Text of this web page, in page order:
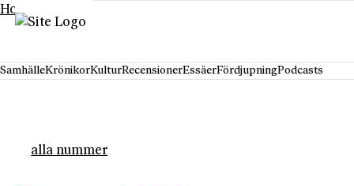
Hoppa till innehåll
SamhälleKrönikorKulturRecensionerEssäerFördjupningPodcasts
alla nummer